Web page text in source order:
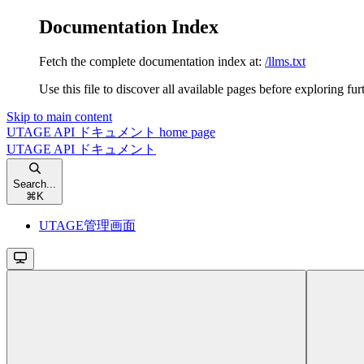
Documentation Index
Fetch the complete documentation index at: /llms.txt
Use this file to discover all available pages before exploring
Skip to main content
UTAGE API ドキュメント home page
UTAGE API ドキュメント
Search...
⌘ K
UTAGE管理画面